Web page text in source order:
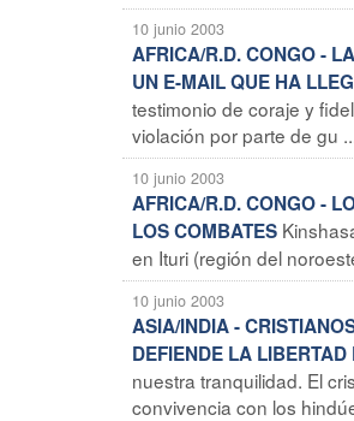
10 junio 2003
AFRICA/R.D. CONGO -
UN E-MAIL QUE HA
testimonio de coraje y
violación por parte de gu
10 junio 2003
AFRICA/R.D. CONGO -
LOS COMBATES
en Ituri (región del
10 junio 2003
ASIA/INDIA -
DEFIENDE LA
nuestra tranquilidad. El
convivencia con los